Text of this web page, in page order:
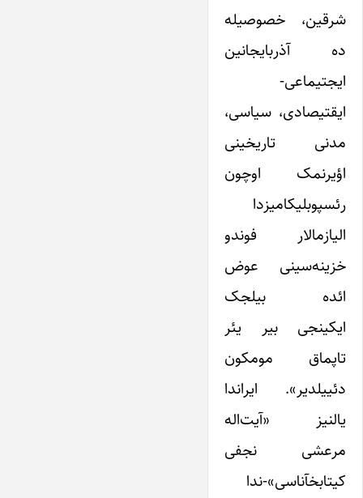
شرقین، خصوصیله
ده آذربایجانین
ایجتیماعی-
ایقتیصادی، سیاسی،
مدنی تاریخینی
اؤیرنمک اوچون
رئسپوبلیکامیزدا
الیازمالار فوندو
خزینه‌سینی عوض
ائده بیلجک
ایکینجی بیر یئر
تاپماق مومکون
دئییلدیر». ایراندا
یالنیز «آیت‌اله
مرعشی نجفی
کیتابخآناسی»-ندا